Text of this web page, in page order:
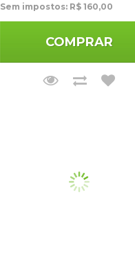
Sem impostos: R$ 160,00
COMPRAR